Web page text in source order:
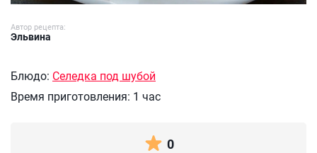
Автор рецепта:
Эльвина
Блюдо: Селедка под шубой
Время приготовления: 1 час
0